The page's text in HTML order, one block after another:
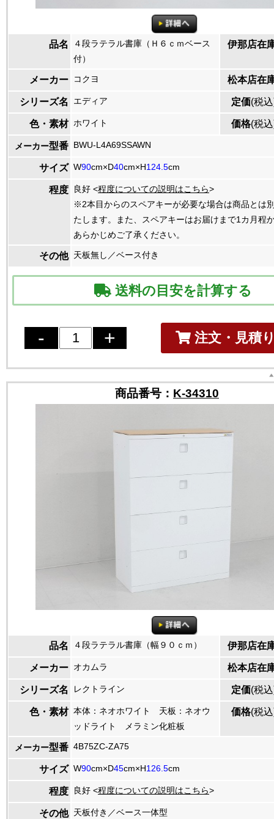
品名
４段ラテラル書庫（Ｈ６ｃｍベース
付）
伊那店在
メーカー コクヨ 松本店在
シリーズ名 エディア 定価(税
色・素材 ホワイト 価格(税
メーカー型番 BWU-L4A69SSAWN
サイズ W90cm×D40cm×H124.5cm
程度 良好 <程度についての説明はこちら>
※2本目からのスペアキーが必要な場合は商品とは
たします。また、スペアキーはお届けまで1カ月程
あらかじめご了承ください。
その他 天板無し／ベース付き
送料の目安を計算する
注文・見積
商品番号： K-34310
品名 ４段ラテラル書庫（幅９０ｃｍ） 伊那店在
メーカー オカムラ 松本店在
シリーズ名 レクトライン 定価(税
色・素材 本体：ネオホワイト 天板：ネオウ
ッドライト メラミン化粧板
価格(税
メーカー型番 4B75ZC-ZA75
サイズ W90cm×D45cm×H126.5cm
程度 良好 <程度についての説明はこちら>
その他 天板付き／ベース一体型